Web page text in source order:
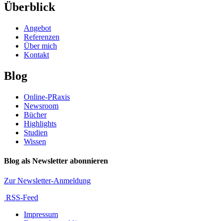
Überblick
Angebot
Referenzen
Über mich
Kontakt
Blog
Online-PRaxis
Newsroom
Bücher
Highlights
Studien
Wissen
Blog als Newsletter abonnieren
Zur Newsletter-Anmeldung
RSS-Feed
Impressum